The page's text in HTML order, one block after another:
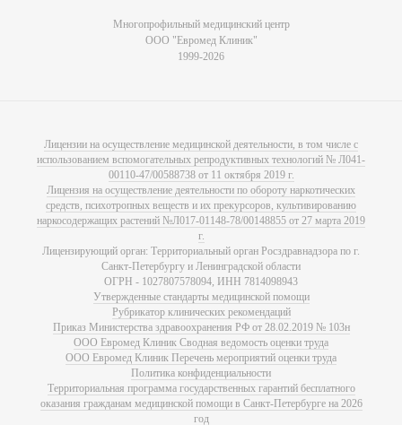
Многопрофильный медицинский центр
ООО "Евромед Клиник"
1999-2026
Лицензии на осуществление медицинской деятельности, в том числе с
использованием вспомогательных репродуктивных технологий № Л041-
00110-47/00588738 от 11 октября 2019 г.
Лицензия на осуществление деятельности по обороту наркотических
средств, психотропных веществ и их прекурсоров, культивированию
наркосодержащих растений №Л017-01148-78/00148855 от 27 марта 2019
г.
Лицензирующий орган: Территориальный орган Росздравнадзора по г.
Санкт-Петербургу и Ленинградской области
ОГРН - 1027807578094, ИНН 7814098943
Утвержденные стандарты медицинской помощи
Рубрикатор клинических рекомендаций
Приказ Министерства здравоохранения РФ от 28.02.2019 № 103н
ООО Евромед Клиник Сводная ведомость оценки труда
ООО Евромед Клиник Перечень мероприятий оценки труда
Политика конфиденциальности
Территориальная программа государственных гарантий бесплатного
оказания гражданам медицинской помощи в Санкт-Петербурге на 2026
год